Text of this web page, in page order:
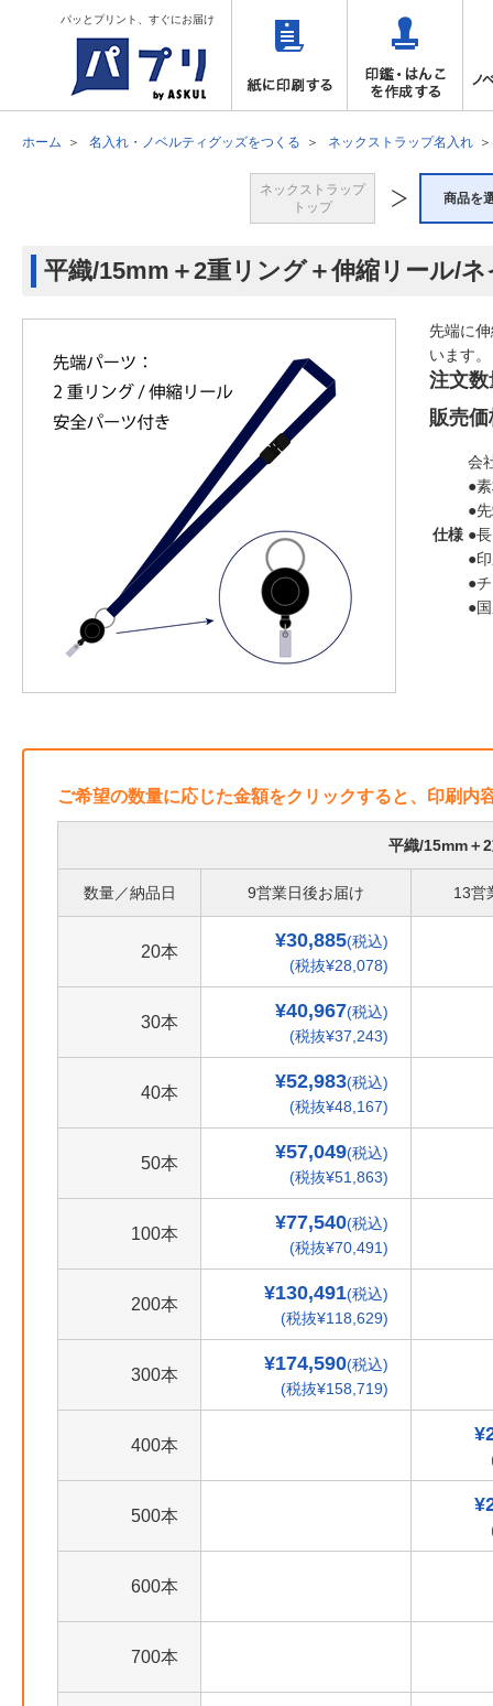
パッとプリント、すぐにお届け
ホーム 名入れ・ノベルティグッズをつくる ネックストラップ名入れ
ネックストラップ
トップ
商品を
平織/15mm＋2重リング＋伸縮リール/
先端に
います。
注文数
販売価
仕様
会
●
●
●
●
●
●
ご希望の数量に応じた金額をクリックすると、印刷内
平織/15mm＋
数量／納品日 9営業日後お届け 13営
20本
¥30,885(税込)
(税抜¥28,078)
30本
¥40,967(税込)
(税抜¥37,243)
40本
¥52,983(税込)
(税抜¥48,167)
50本
¥57,049(税込)
(税抜¥51,863)
100本
¥77,540(税込)
(税抜¥70,491)
200本
¥130,491(税込)
(税抜¥118,629)
300本
¥174,590(税込)
(税抜¥158,719)
400本
500本
600本
700本